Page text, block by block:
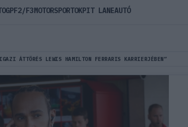
ÁTTÖRÉS LEWIS HAMILTON FERRARIS KARRIERJÉBEN”
F2/F3MOTORSPORTOKPIT LANEAUTÓ